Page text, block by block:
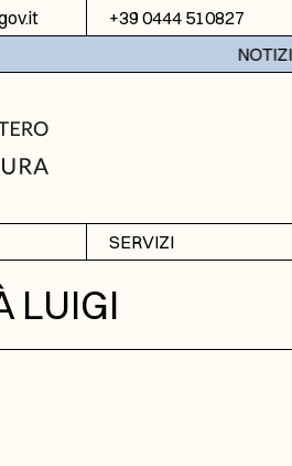
+39 0444 510827
NOTIZIE:
del
SERVIZI
Ricerche
Fotoriproduzione
LUIGI